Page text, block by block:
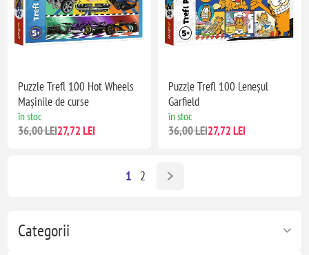
Categorii
Puzzle Trefl 100 Hot Wheels
Mașinile de curse
în stoc
36,00 LEI27,72 LEI
Puzzle Trefl 100 Leneșul
Garfield
în stoc
36,00 LEI27,72 LEI
1 2